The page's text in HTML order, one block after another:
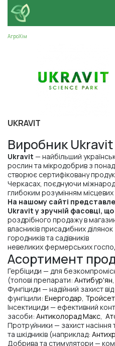
АгроХім
UKRAVIT
Виробник Ukravit
Ukravit — найбільший
рослин та мікродобрив з
створює сертифіковану
Черкасах, поєднуючи
глибоким розумінням
На нашому сайті
Ukravit у зручній фасовці,
роздрібного продажу в
власників присадибних ділянок
городників та садівників
невеликих фермерських
Асортимент
Гербіциди — для
(топові препарати: Антибур'ян,
Фунгіциди — надійний захист
фунгіцили: Енергодар, Тройсет
Інсектициди — ефективний
засоби: Антиколорад Макс,
Протруйники — захист насіння
та шкідників (наприклад:
Добрива та стимулятори —